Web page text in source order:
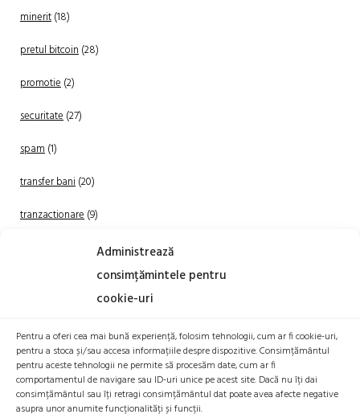
Administrează
consimțămintele pentru
cookie-uri
Pentru a oferi cea mai bună experiență, folosim tehnologii, cum ar fi cookie-uri,
pentru a stoca și/sau accesa informațiile despre dispozitive. Consimțământul
pentru aceste tehnologii ne permite să procesăm date, cum ar fi
comportamentul de navigare sau ID-uri unice pe acest site. Dacă nu îți dai
consimțământul sau îți retragi consimțământul dat poate avea afecte negative
asupra unor anumite funcționalități și funcții.
minerit(18)
pretul bitcoin(28)
promotie(2)
securitate(27)
spam(1)
transfer bani(20)
tranzactionare(9)
(20)
TRANZACTIONEAZA